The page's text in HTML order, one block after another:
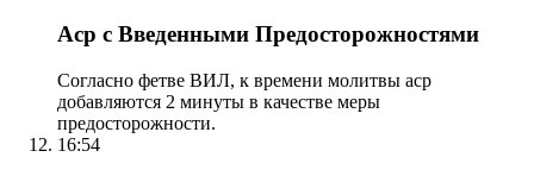
Аср с Введенными Предосторожностями
Согласно фетве ВИЛ, к времени молитвы аср
добавляются 2 минуты в качестве меры
предосторожности.
16:54